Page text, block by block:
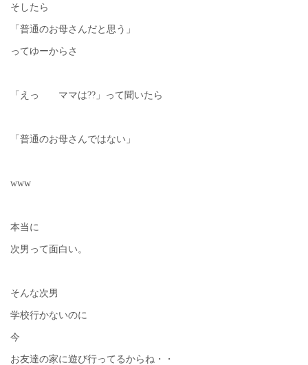
そしたら
「普通のお母さんだと思う」
ってゆーからさ
「えっ ママは??」って聞いたら
「普通のお母さんではない」
www
本当に
次男って面白い。
そんな次男
学校行かないのに
今
お友達の家に遊び行ってるからね・・